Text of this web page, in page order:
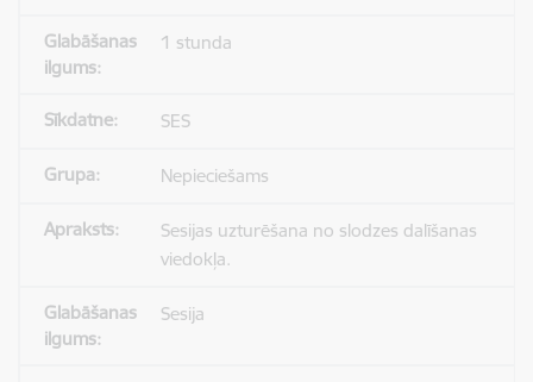
1 stunda
SES
Nepieciešams
Sesijas uzturēšana no slodzes dalīšanas
viedokļa.
Sesija